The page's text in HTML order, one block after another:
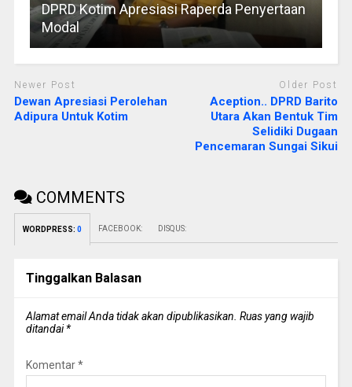
DPRD Kotim Apresiasi Raperda Penyertaan
Modal
Newer Post
Dewan Apresiasi Perolehan
Adipura Untuk Kotim
Older Post
Aception.. DPRD Barito
Utara Akan Bentuk Tim
Selidiki Dugaan
Pencemaran Sungai Sikui
COMMENTS
WORDPRESS: 0 FACEBOOK: DISQUS:
Tinggalkan Balasan
Alamat email Anda tidak akan dipublikasikan. Ruas yang wajib
ditandai*
Komentar*